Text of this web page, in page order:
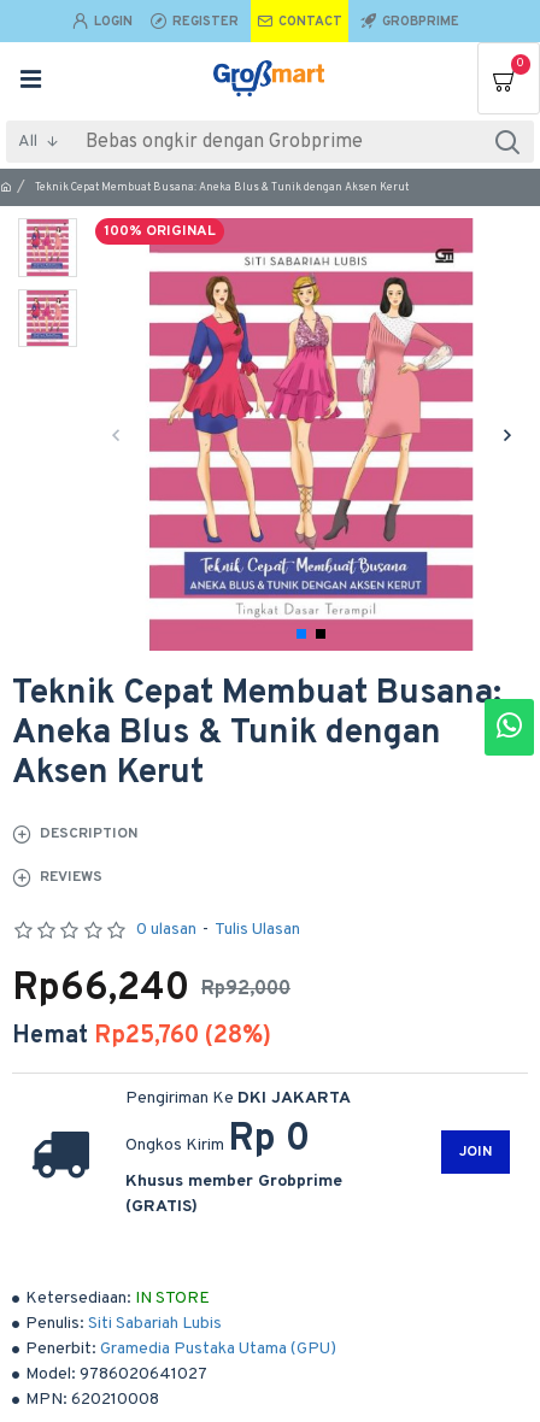
LOGIN REGISTER CONTACT GROBPRIME
0
All
Teknik Cepat Membuat Busana: Aneka Blus & Tunik dengan Aksen Kerut
100% ORIGINAL
Teknik Cepat Membuat Busana:
Aneka Blus & Tunik dengan
Aksen Kerut
DESCRIPTION
REVIEWS
Ketersediaan: IN STORE
Penulis: Siti Sabariah Lubis
Penerbit: Gramedia Pustaka Utama (GPU)
Model: 9786020641027
MPN: 620210008
0 ulasan - Tulis Ulasan
Rp92,000
Rp66,240
Hemat Rp25,760 (28%)
Pengiriman Ke DKI JAKARTA
Ongkos Kirim Rp 0
Khusus member Grobprime
(GRATIS)
JOIN